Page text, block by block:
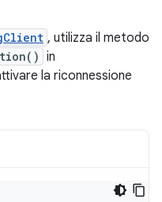
, utilizza il metodo
in
la riconnessione